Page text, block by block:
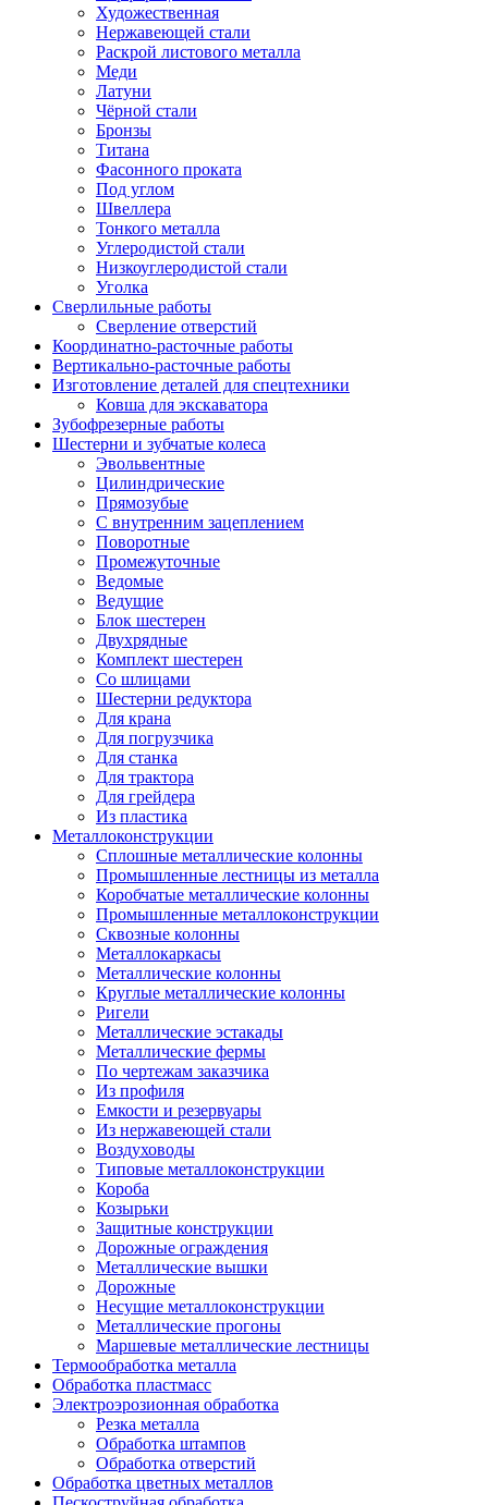
Художественная
Нержавеющей стали
Раскрой листового металла
Меди
Латуни
Чёрной стали
Бронзы
Титана
Фасонного проката
Под углом
Швеллера
Тонкого металла
Углеродистой стали
Низкоуглеродистой стали
Уголка
Сверлильные работы
Сверление отверстий
Координатно-расточные работы
Вертикально-расточные работы
Изготовление деталей для спецтехники
Ковша для экскаватора
Зубофрезерные работы
Шестерни и зубчатые колеса
Эвольвентные
Цилиндрические
Прямозубые
С внутренним зацеплением
Поворотные
Промежуточные
Ведомые
Ведущие
Блок шестерен
Двухрядные
Комплект шестерен
Со шлицами
Шестерни редуктора
Для крана
Для погрузчика
Для станка
Для трактора
Для грейдера
Из пластика
Металлоконструкции
Сплошные металлические колонны
Промышленные лестницы из металла
Коробчатые металлические колонны
Промышленные металлоконструкции
Сквозные колонны
Металлокаркасы
Металлические колонны
Круглые металлические колонны
Ригели
Металлические эстакады
Металлические фермы
По чертежам заказчика
Из профиля
Емкости и резервуары
Из нержавеющей стали
Воздуховоды
Типовые металлоконструкции
Короба
Козырьки
Защитные конструкции
Дорожные ограждения
Металлические вышки
Дорожные
Несущие металлоконструкции
Металлические прогоны
Маршевые металлические лестницы
Термообработка металла
Обработка пластмасс
Электроэрозионная обработка
Резка металла
Обработка штампов
Обработка отверстий
Обработка цветных металлов